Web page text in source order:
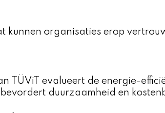
kunnen organisaties erop
TÜViT evalueert de energie-
duurzaamheid en